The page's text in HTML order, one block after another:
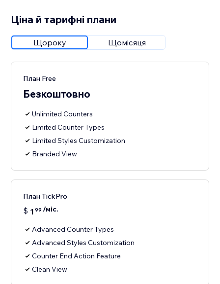
Ціна й тарифні плани
Щороку Щомісяця
План Free
Безкоштовно
Unlimited Counters
Limited Counter Types
Limited Styles Customization
Branded View
План TickPro
$ 1 99 /міс.
Advanced Counter Types
Advanced Styles Customization
Counter End Action Feature
Clean View